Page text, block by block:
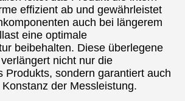
effizient ab und gewährleistet
auch bei längerem
eine optimale
beibehalten. Diese überlegene
nicht nur die
Produkts, sondern garantiert auch
der Messleistung.